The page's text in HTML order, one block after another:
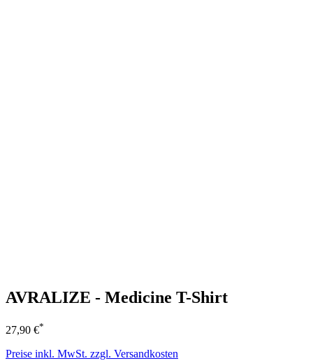
AVRALIZE - Medicine T-Shirt
27,90 €*
Preise inkl. MwSt. zzgl. Versandkosten